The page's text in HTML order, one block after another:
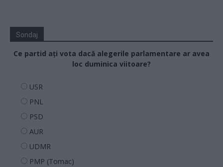
Sondaj
Ce partid ați vota dacă alegerile parlamentare ar avea
loc duminica viitoare?
USR
PNL
PSD
AUR
UDMR
PMP (Tomac)